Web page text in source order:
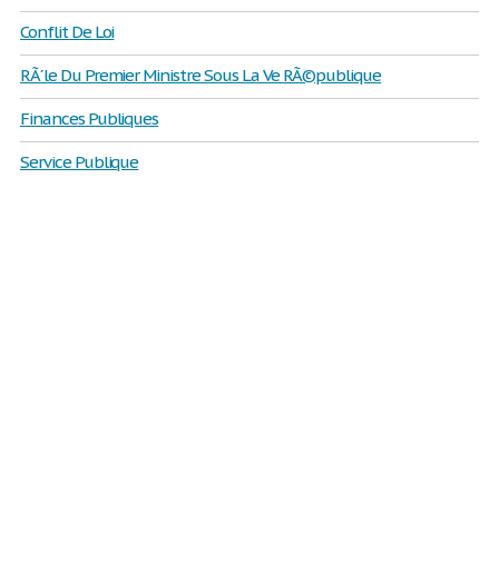
Conflit De Loi
RÃ´le Du Premier Ministre Sous La Ve RÃ©publique
Finances Publiques
Service Publique